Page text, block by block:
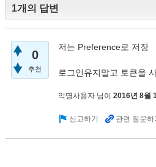
1개의 답변
0
추천
저는 Preference로 저장
로그인유지말고 토큰을
익명사용자 님이 2016년 8월